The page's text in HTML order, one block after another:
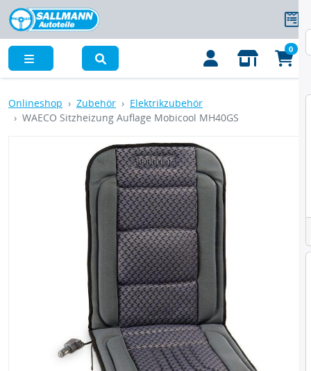
0
Onlineshop Zubehör
Elektrikzubehör
WAECO Sitzheizung Auflage Mobicool MH40GS